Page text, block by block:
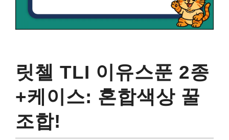
릿첼 TLI 이유스푼 2종
+케이스: 혼합색상 꿀
조합!